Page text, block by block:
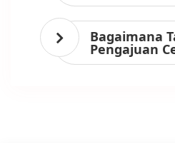
Bagaimana
Pengajuan